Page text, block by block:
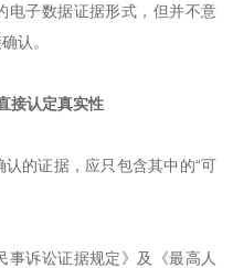
电子数据证据形式，但并不意
认。
接认定真实性
的证据，应只包含其中的“可
事诉讼证据规定》及《最高人